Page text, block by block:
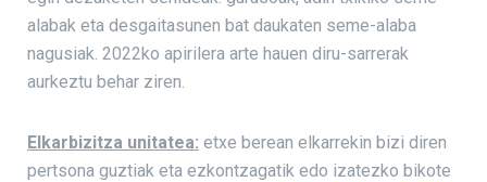
alabak eta desgaitasunen bat daukaten seme-alaba
nagusiak. 2022ko apirilera arte hauen diru-sarrerak
aurkeztu behar ziren.
Elkarbizitza unitatea: etxe berean elkarrekin bizi diren
pertsona guztiak eta ezkontzagatik edo izatezko bikote